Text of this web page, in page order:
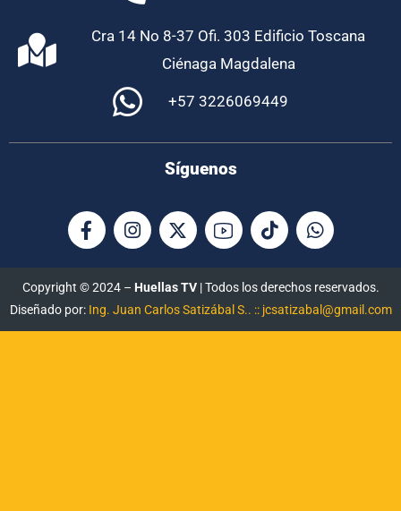
Cra 14 No 8-37 Ofi. 303 Edificio Toscana
Ciénaga Magdalena
+57 3226069449
Síguenos
Copyright © 2024 – Huellas TV| Todos los derechos reservados.
Diseñado por: Ing. Juan Carlos Satizábal S.. :: jcsatizabal@gmail.com